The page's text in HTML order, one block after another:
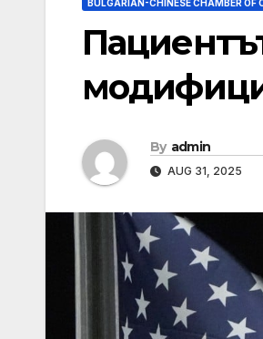
BULGARIAN-CHINESE CHAMBER OF
By admin
AUG 31, 2025